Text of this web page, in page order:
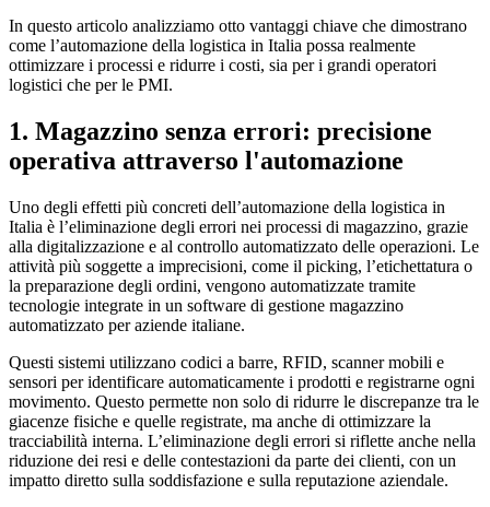
In questo articolo analizziamo otto vantaggi chiave che dimostrano
come l’automazione della logistica in Italia possa realmente
ottimizzare i processi e ridurre i costi, sia per i grandi operatori
logistici che per le PMI.
1. Magazzino senza errori: precisione
operativa attraverso l'automazione
Uno degli effetti più concreti dell’automazione della logistica in
Italia è l’eliminazione degli errori nei processi di magazzino, grazie
alla digitalizzazione e al controllo automatizzato delle operazioni. Le
attività più soggette a imprecisioni, come il picking, l’etichettatura o
la preparazione degli ordini, vengono automatizzate tramite
tecnologie integrate in un software di gestione magazzino
automatizzato per aziende italiane.
Questi sistemi utilizzano codici a barre, RFID, scanner mobili e
sensori per identificare automaticamente i prodotti e registrarne ogni
movimento. Questo permette non solo di ridurre le discrepanze tra le
giacenze fisiche e quelle registrate, ma anche di ottimizzare la
tracciabilità interna. L’eliminazione degli errori si riflette anche nella
riduzione dei resi e delle contestazioni da parte dei clienti, con un
impatto diretto sulla soddisfazione e sulla reputazione aziendale.